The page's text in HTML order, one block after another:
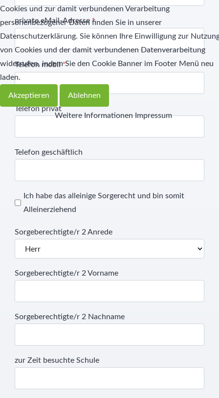
private eMail-Adresse *
Telefon mobil*
Telefon privat
Telefon geschäftlich
Ich habe das alleinige Sorgerecht und bin somit
Alleinerziehend
Sorgeberechtigte/r 2 Anrede
Sorgeberechtigte/r 2 Vorname
Sorgeberechtigte/r 2 Nachname
zur Zeit besuchte Schule
Cookies und zur damit verbundenen Verarbeitung
personenbezogener Daten finden Sie in unserer
Datenschutzerklärung. Sie können Ihre Einwilligung zur
von Cookies und der damit verbundenen Datenverarbeitung
widerrufen, indem Sie den Cookie Banner im Footer Menü neu
laden.
Akzeptieren Ablehnen
Weitere Informationen Impressum